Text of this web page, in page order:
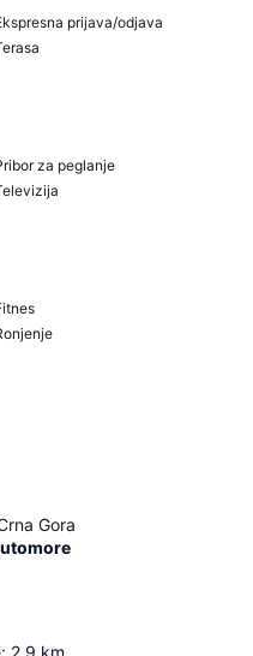
prijava/odjava
za peglanje
Gora
: 2.9 km